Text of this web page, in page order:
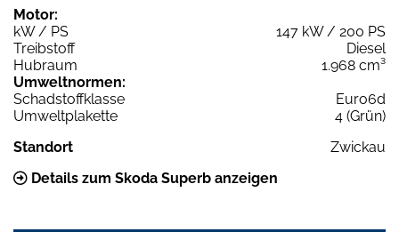
Motor:
kW / PS
147 kW / 200 PS
Treibstoff
Diesel
Hubraum
1.968 cm³
Umweltnormen:
Schadstoffklasse
Euro6d
Umweltplakette
4 (Grün)
Standort
Zwickau
Details zum Skoda Superb anzeigen